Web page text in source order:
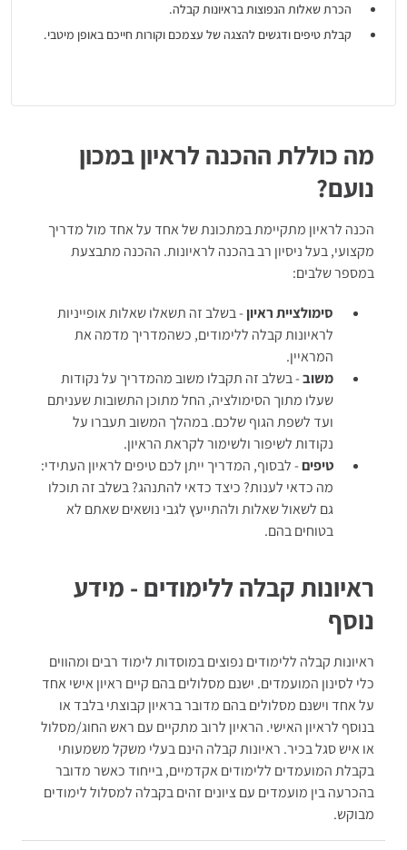
הכרת שאלות הנפוצות בראיונות קבלה.
קבלת טיפים ודגשים להצגה של עצמכם וקורות חייכם באופן מיטבי.
תשלום.
מה כוללת ההכנה לראיון במכון
נועם?
הכנה לראיון מתקיימת במתכונת של אחד על אחד מול מדריך
מקצועי, בעל ניסיון רב בהכנה לראיונות. ההכנה מתבצעת
במספר שלבים:
סימולציית ראיון- בשלב זה תשאלו שאלות אופייניות
לראיונות קבלה ללימודים, כשהמדריך מדמה את
המראיין.
משוב- בשלב זה תקבלו משוב מהמדריך על נקודות
שעלו מתוך הסימולציה, החל מתוכן התשובות שעניתם
ועד לשפת הגוף שלכם. במהלך המשוב תעברו על
נקודות לשיפור ולשימור לקראת הראיון.
טיפים- לבסוף, המדריך ייתן לכם טיפים לראיון העתידי:
מה כדאי לענות? כיצד כדאי להתנהג? בשלב זה תוכלו
גם לשאול שאלות ולהתייעץ לגבי נושאים שאתם לא
בטוחים בהם.
ראיונות קבלה ללימודים - מידע
נוסף
ראיונות קבלה ללימודים נפוצים במוסדות לימוד רבים ומהווים
כלי לסינון המועמדים. ישנם מסלולים בהם קיים ראיון אישי אחד
על אחד וישנם מסלולים בהם מדובר בראיון קבוצתי בלבד או
בנוסף לראיון האישי. הראיון לרוב מתקיים עם ראש החוג/מסלול
או איש סגל בכיר. ראיונות קבלה הינם בעלי משקל משמעותי
בקבלת המועמדים ללימודים אקדמיים, בייחוד כאשר מדובר
בהכרעה בין מועמדים עם ציונים זהים בקבלה למסלול לימודים
מבוקש.